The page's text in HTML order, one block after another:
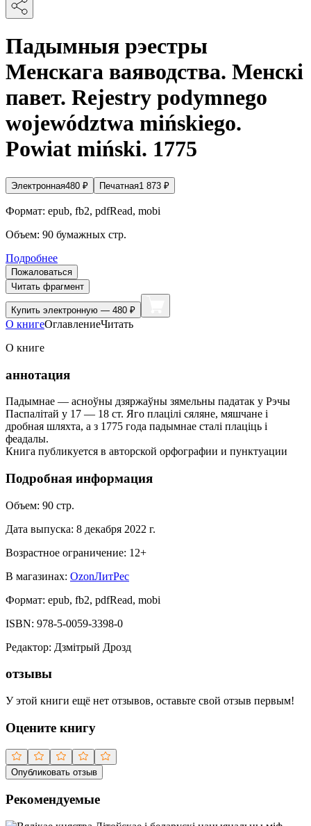
Падымныя рэестры
Менскага ваяводства. Менскі
павет. Rejestry podymnego
województwa mińskiego.
Powiat miński. 1775
Электронная480 ₽ Печатная1 873 ₽
Формат: epub, fb2, pdfRead, mobi
Объем: 90 бумажных стр.
Подробнее
Пожаловаться
Читать фрагмент
Купить электронную — 480 ₽
О книгеОглавлениеЧитать
О книге
аннотация
Падымнае — асноўны дзяржаўны зямельны падатак у Рэчы
Паспалі­тай у 17 — 18 ст. Яго плацілі сяляне, мяшчане і
дробная шляхта, а з 1775 года падымнае сталі плаціць і
феадалы.
Книга публикуется в авторской орфографии и пунктуации
Подробная информация
Объем: 90 стр.
Дата выпуска: 8 декабря 2022 г.
Возрастное ограничение: 12+
В магазинах: OzonЛитРес
Формат: epub, fb2, pdfRead, mobi
ISBN: 978-5-0059-3398-0
Редактор: Дзмітрый Дрозд
отзывы
У этой книги ещё нет отзывов, оставьте свой отзыв первым!
Оцените книгу
Опубликовать отзыв
Рекомендуемые